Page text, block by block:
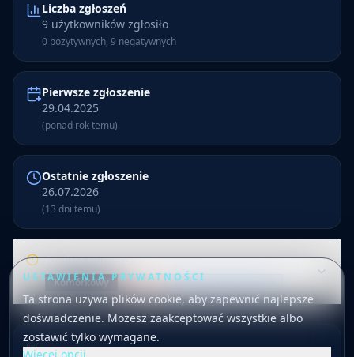
Liczba zgłoszeń
9 użytkowników zgłosiło
0 pozytywnych, 9 negatywnych
Pierwsze zgłoszenie
29.04.2025
(ponad rok temu)
Ostatnie zgłoszenie
26.07.2026
(13 dni temu)
Analiza numeru
Komórkowy 0 / 100 Poniedziałek, Wtorek
Numer 668 930 155 ma 9 zgłoszeń. Numer jest
oznaczony jako komórkowy. Najczęściej zgłaszany powód
to oszustwo. Oceny użytkowników są głównie negatywne
Dodano rok temu
USTAWIENIA PRYWATNOŚCI
Ta strona używa plików cookie, aby zapewnić najlepsze
doświadczenie. Możesz zaakceptować wszystkie albo
zostawić tylko wymagane.